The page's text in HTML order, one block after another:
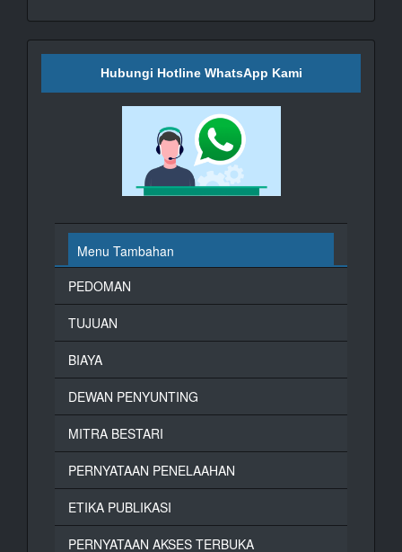
Hubungi Hotline WhatsApp Kami
Menu Tambahan
PEDOMAN
TUJUAN
BIAYA
DEWAN PENYUNTING
MITRA BESTARI
PERNYATAAN PENELAAHAN
ETIKA PUBLIKASI
PERNYATAAN AKSES TERBUKA